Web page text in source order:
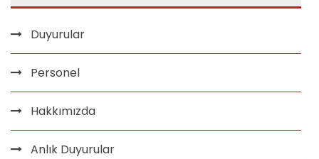
Duyurular
Personel
Hakkımızda
Anlık Duyurular